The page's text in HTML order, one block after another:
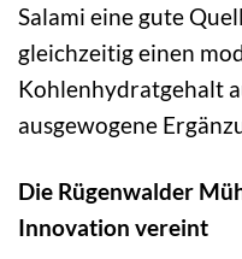
Salami eine gute
gleichzeitig einen
Kohlenhydratgehalt
ausgewogene
Die Rügenwalder
Innovation vereint